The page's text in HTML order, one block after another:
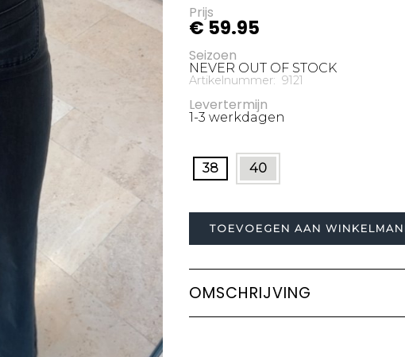
Prijs
€ 59.95
Seizoen
NEVER OUT OF STOCK
Artikelnummer: 9121
Levertermijn
1-3 werkdagen
38 40
TOEVOEGEN AAN
OMSCHRIJVING
Lichaamslengte model:165